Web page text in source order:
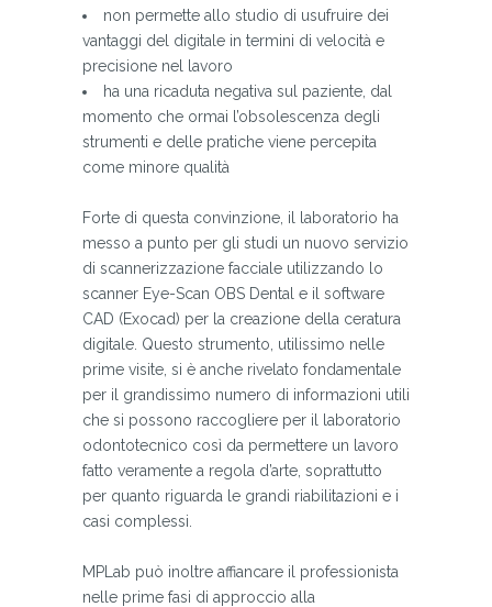
non permette allo studio di usufruire dei
vantaggi del digitale in termini di velocità e
precisione nel lavoro
ha una ricaduta negativa sul paziente, dal
momento che ormai l’obsolescenza degli
strumenti e delle pratiche viene percepita
come minore qualità
Forte di questa convinzione, il laboratorio ha
messo a punto per gli studi un nuovo servizio
di scannerizzazione facciale utilizzando lo
scanner Eye-Scan OBS Dental e il software
CAD (Exocad) per la creazione della ceratura
digitale. Questo strumento, utilissimo nelle
prime visite, si è anche rivelato fondamentale
per il grandissimo numero di informazioni utili
che si possono raccogliere per il laboratorio
odontotecnico così da permettere un lavoro
fatto veramente a regola d’arte, soprattutto
per quanto riguarda le grandi riabilitazioni e i
casi complessi.
MPLab può inoltre affiancare il professionista
nelle prime fasi di approccio alla